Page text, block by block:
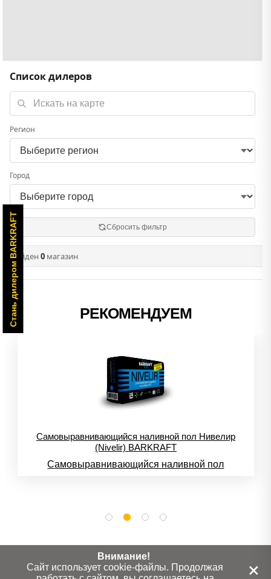
Стань дилером BARKRAFT
Список дилеров
Регион
Город
Сбросить фильтр
Найден0магазин
РЕКОМЕНДУЕМ
Самовыравнивающийся наливной пол Нивелир
(Nivelir) BARKRAFT
самовыравнивающийся наливной пол
Внимание!
Сайт использует cookie-файлы. Продолжая
+